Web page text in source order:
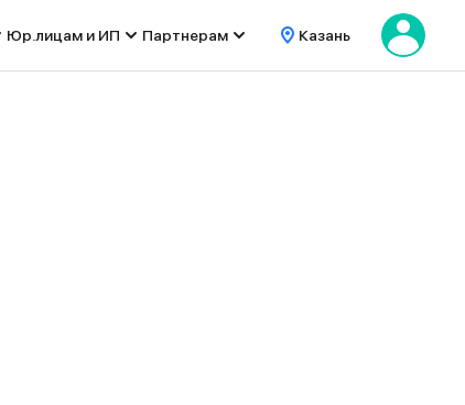
Юр.лицам и ИП Партнерам Казань